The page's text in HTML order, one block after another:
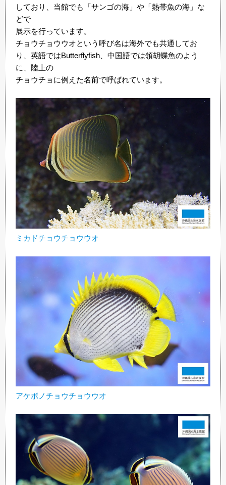
しており、当館でも「サンゴの海」や「熱帯魚の海」な
どで
展示を行っています。
チョウチョウウオという呼び名は海外でも共通してお
り、英語ではButterflyfish、中国語では領胡蝶魚のよう
に、陸上の
チョウチョに例えた名前で呼ばれています。
ミカドチョウチョウウオ
アケボノチョウチョウウオ